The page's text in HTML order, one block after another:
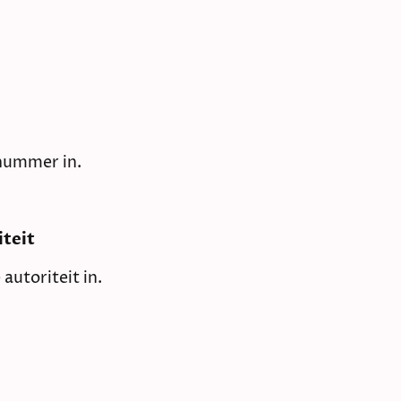
in.
autoriteit in.